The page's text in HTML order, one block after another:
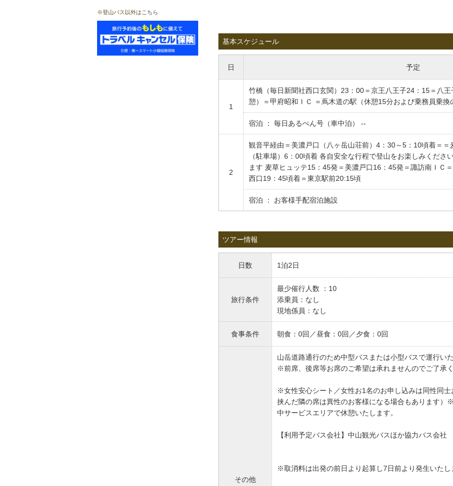
基本スケジュール
日 予定
1
竹橋（毎日新聞社西口玄関）23：00＝京王八王子24：15＝八
憩）＝甲府昭和ＩＣ ＝蔦木道の駅（休憩15分および乗務員乗換
宿泊 ： 毎日あるぺん号（車中泊） --
2
観音平経由＝美濃戸口（八ヶ岳山荘前）4：30～5：10頃着＝
（駐車場）6：00頃着 各自安全な行程で登山をお楽しみくだ
ます 麦草ヒュッテ15：45発＝美濃戸口16：45発＝諏訪南ＩＣ
西口19：45頃着＝東京駅前20:15頃
宿泊 ： お客様手配宿泊施設
ツアー情報
日数 1泊2日
旅行条件
最少催行人数 ：10
添乗員：なし
現地係員：なし
食事条件 朝食：0回／昼食：0回／夕食：0回
その他
山岳道路通行のため中型バスまたは小型バスで運行いた
※前席、後席等お席のご希望は承れませんのでご了承く
※女性安心シート／女性お1名のお申し込みは同性同
挟んだ隣の席は異性のお客様になる場合もあります）
中サービスエリアで休憩いたします。
【利用予定バス会社】中山観光バスほか協力バス会社
※取消料は出発の前日より起算し7日前より発生いたし
※登山バス以外はこちら